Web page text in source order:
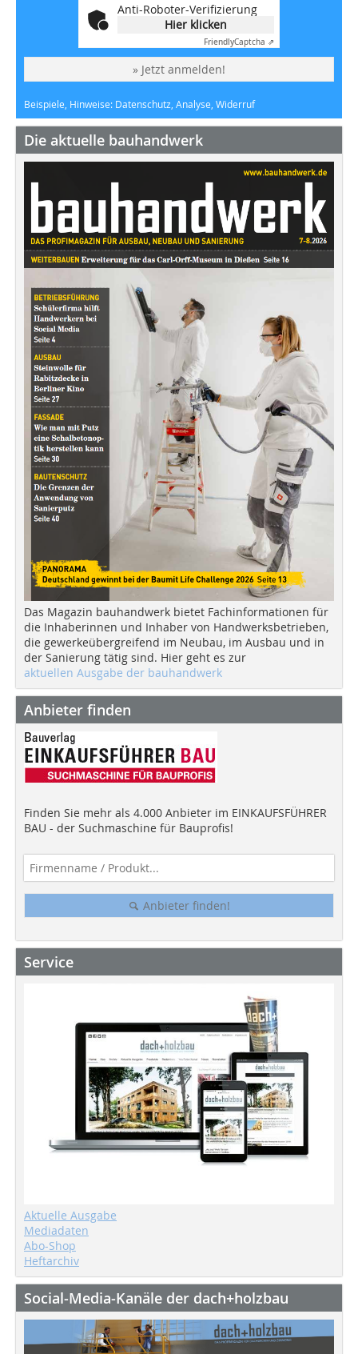
Anti-Roboter-Verifizierung
Hier klicken
FriendlyCaptcha ⇗
» Jetzt anmelden!
Beispiele, Hinweise: Datenschutz, Analyse, Widerruf
Die aktuelle bauhandwerk
Das Magazin bauhandwerk bietet Fachinformationen für
die Inhaberinnen und Inhaber von Handwerksbetrieben,
die gewerkeübergreifend im Neubau, im Ausbau und in
der Sanierung tätig sind. Hier geht es zur
aktuellen Ausgabe der bauhandwerk
Anbieter finden
Finden Sie mehr als 4.000 Anbieter im EINKAUFSFÜHRER
BAU - der Suchmaschine für Bauprofis!
Anbieter finden!
Service
Aktuelle Ausgabe
Mediadaten
Abo-Shop
Heftarchiv
Social-Media-Kanäle der dach+holzbau